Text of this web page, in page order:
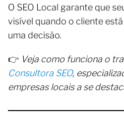
O SEO Local garante que
visível quando o cliente
uma decisão.
👉 Veja como funciona o
Consultora SEO,
empresas locais a se